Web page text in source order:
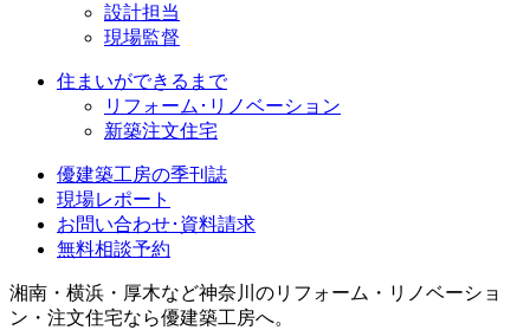
設計担当
現場監督
住まいができるまで
リフォーム･リノベーション
新築注文住宅
優建築工房の季刊誌
現場レポート
お問い合わせ･資料請求
無料相談予約
湘南・横浜・厚木など神奈川のリフォーム・リノベーショ
ン・注文住宅なら優建築工房へ。